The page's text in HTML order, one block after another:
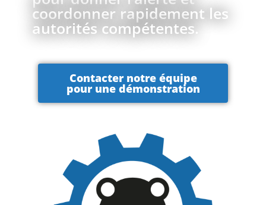
coordonner rapidement les
autorités compétentes.
Contacter notre équipe
pour une démonstration